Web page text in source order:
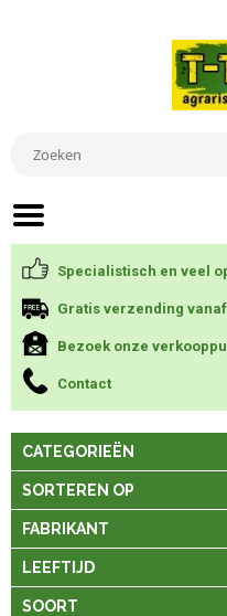
Specialistisch en veel
Gratis verzending vanaf
Bezoek onze
Contact
CATEGORIEËN
SORTEREN OP
FABRIKANT
LEEFTIJD
SOORT